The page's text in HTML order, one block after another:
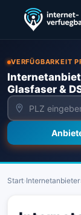
VERFÜGBARKEIT
Glasfaser &
Start›Internetanbieter›